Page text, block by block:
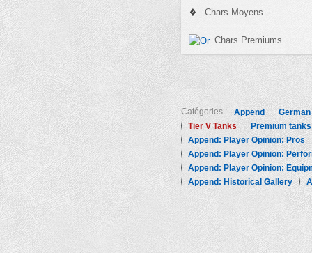
Chars Moyens
Chars Premiums
Catégories : Append
Tier V Tanks
Premium tanks
Append: Player Opinion: Pros
Append: Player Opinion:
Append: Player Opinion:
Append: Historical Gallery